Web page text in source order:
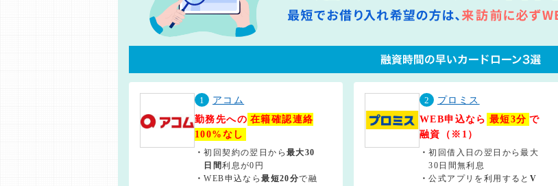
1
アコム
勤務先への 在籍確認連絡
100%なし
・初回契約の翌日から最大30
日間利息が0円
・WEB申込なら最短20分で融
2
プロミス
WEB申込なら 最短3分 で
融資（※1）
・初回借入日の翌日から最大
30日間無利息
・公式アプリを利用すると V